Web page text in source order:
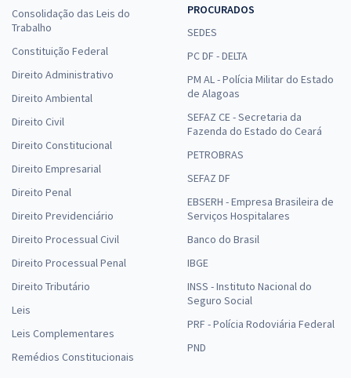
Consolidação das Leis do
Trabalho
Constituição Federal
Direito Administrativo
Direito Ambiental
Direito Civil
Direito Constitucional
Direito Empresarial
Direito Penal
Direito Previdenciário
Direito Processual Civil
Direito Processual Penal
Direito Tributário
Leis
Leis Complementares
Remédios Constitucionais
PROCURADOS
SEDES
PC DF - DELTA
PM AL - Polícia Militar do Estado
de Alagoas
SEFAZ CE - Secretaria da
Fazenda do Estado do Ceará
PETROBRAS
SEFAZ DF
EBSERH - Empresa Brasileira de
Serviços Hospitalares
Banco do Brasil
IBGE
INSS - Instituto Nacional do
Seguro Social
PRF - Polícia Rodoviária Federal
PND